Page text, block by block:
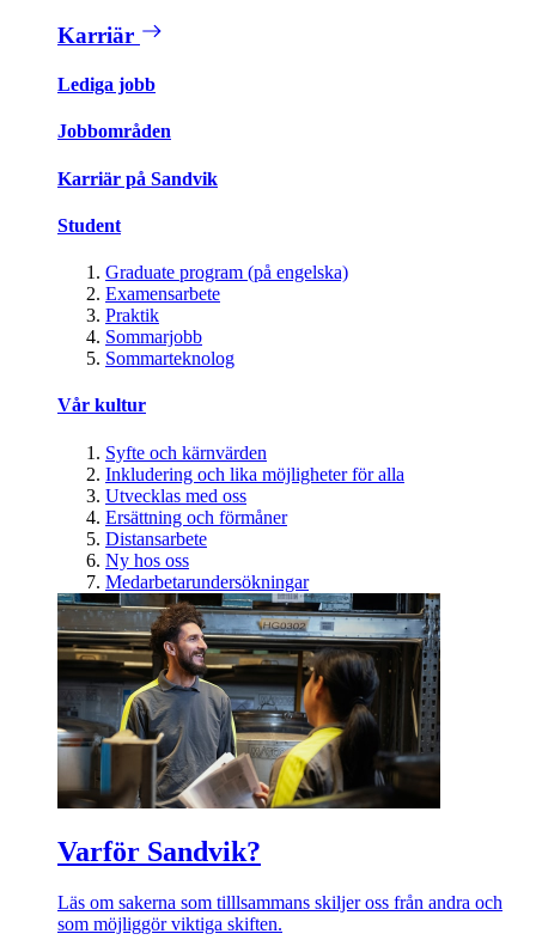
Karriär
Lediga jobb
Jobbområden
Karriär på Sandvik
Student
Graduate program (på engelska)
Examensarbete
Praktik
Sommarjobb
Sommarteknolog
Vår kultur
Syfte och kärnvärden
Inkludering och lika möjligheter för alla
Utvecklas med oss
Ersättning och förmåner
Distansarbete
Ny hos oss
Medarbetarundersökningar
Varför Sandvik?
Läs om sakerna som tilllsammans skiljer oss från andra och
som möjliggör viktiga skiften.